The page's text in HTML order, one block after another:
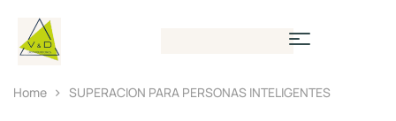
Home SUPERACION PARA PERSONAS INTELIGENTES